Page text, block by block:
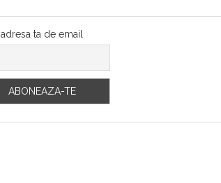
adresa ta de email